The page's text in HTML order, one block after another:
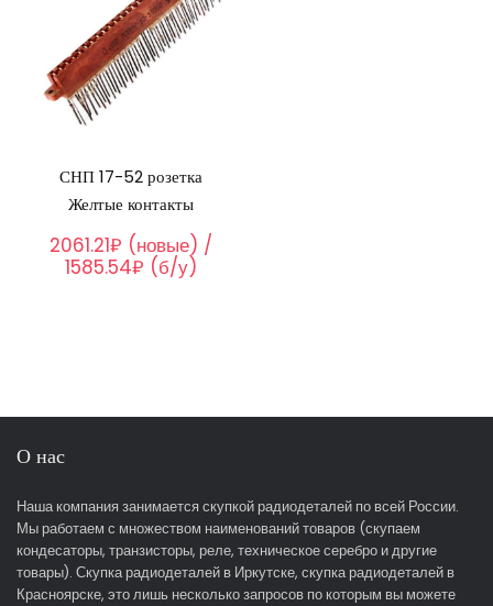
СНП 17-52 розетка
Желтые контакты
2061.21₽ (новые) /
1585.54₽ (б/у)
О нас
Наша компания занимается скупкой радиодеталей по всей России.
Мы работаем с множеством наименований товаров (скупаем
кондесаторы, транзисторы, реле, техническое серебро и другие
товары). Скупка радиодеталей в Иркутске, скупка радиодеталей в
Красноярске, это лишь несколько запросов по которым вы можете